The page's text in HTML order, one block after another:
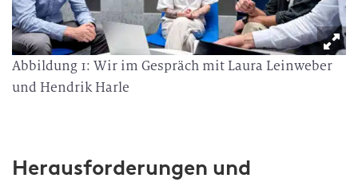
Abbildung 1: Wir im Gespräch mit Laura Leinweber
und Hendrik Harle
Herausforderungen und